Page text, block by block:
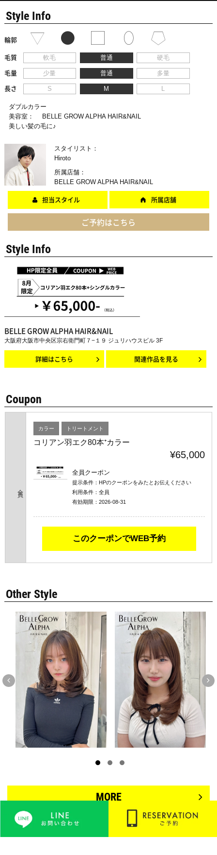
Style Info
輪郭
毛質
軟毛 普通 硬毛
毛量 少量 普通 多量
長さ S M L
ダブルカラー
美容室：
BELLE GROW ALPHA HAIR&NAIL
美しい髪の毛に♪
スタイリスト：
Hiroto
所属店舗：
BELLE GROW ALPHA HAIR&NAIL
担当スタイル 所属店舗
ご予約はこちら
Style Info
BELLE GROW ALPHA HAIR&NAIL
大阪府大阪市中央区宗右衛門町７−１９ ジュリハウスビル 3F
詳細はこちら 関連作品を見る
Coupon
カラー トリートメント
コリアン羽エク80本⁺カラー
¥65,000
全員クーポン
提示条件： HPのクーポンをみたとお伝えください
利用条件： 全員
有効期限： 2026-08-31
このクーポンでWEB予約
Other Style
 
MORE
BELLE GROW MENU